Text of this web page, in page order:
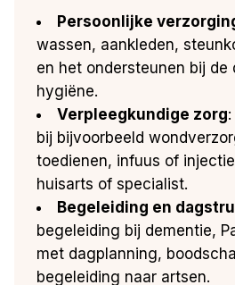
Persoonlijke
wassen, aankleden,
en het ondersteunen bij de
hygiëne.
Verpleegkundige zorg
bij bijvoorbeeld
toedienen, infuus of
huisarts of specialist.
Begeleiding en
begeleiding bij dementie,
met dagplanning,
begeleiding naar artsen.